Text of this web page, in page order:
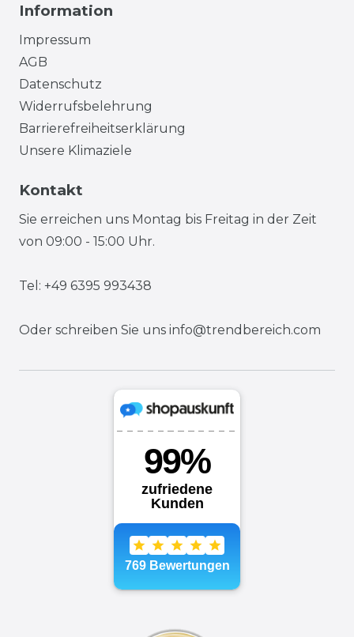
Information
Impressum
AGB
Datenschutz
Widerrufsbelehrung
Barrierefreiheitserklärung
Unsere Klimaziele
Kontakt
Sie erreichen uns Montag bis Freitag in der Zeit
von 09:00 - 15:00 Uhr.
Tel: +49 6395 993438
Oder schreiben Sie uns info@trendbereich.com